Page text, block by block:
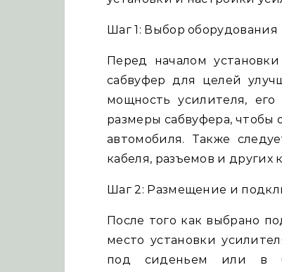
Шаг 1: Выбор оборудования
Перед началом
сабвуфер для целей
мощность усилителя,
размеры сабвуфера, чтобы
автомобиля. Также
кабеля, разъемов и
Шаг 2: Размещение и
После того как выбрано
место установки
под сиденьем или в